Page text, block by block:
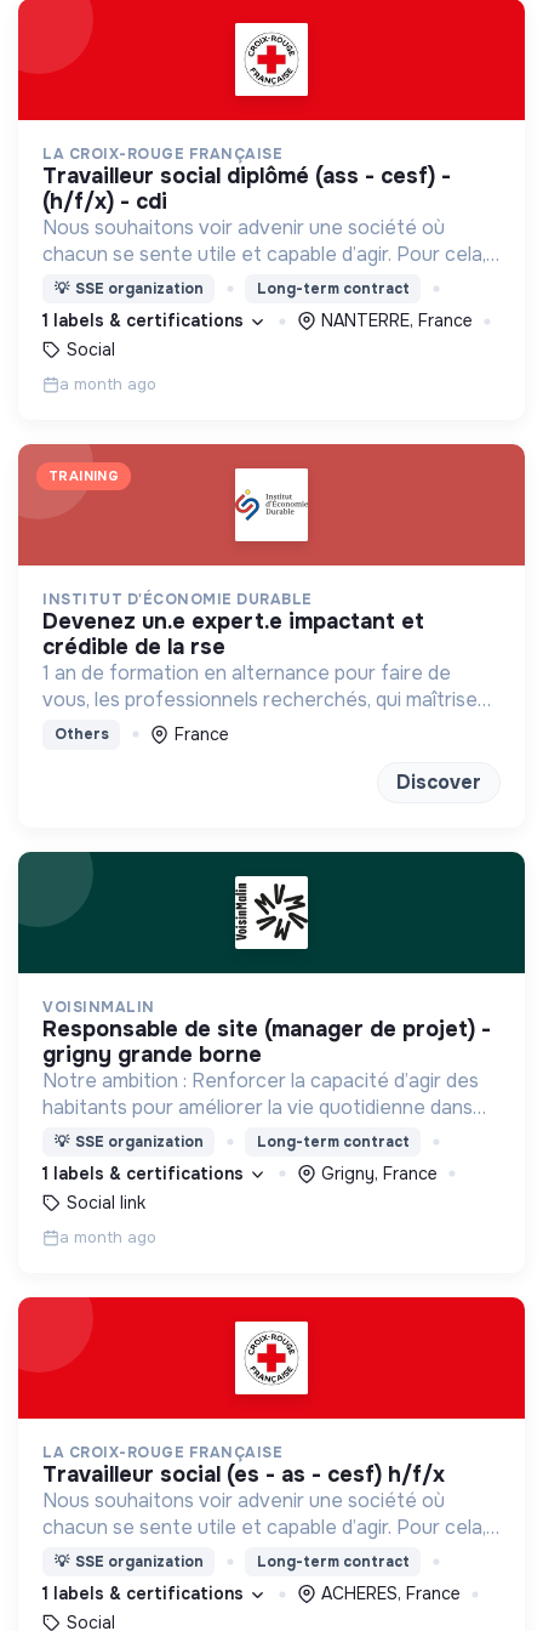
LA CROIX-ROUGE FRANÇAISE
travailleur social diplômé (ass - cesf) -
(h/f/x) - cdi
Nous souhaitons voir advenir une société où
chacun se sente utile et capable d’agir. Pour cela,
nous proposons des moyens et des lieux
d’engagement innovants et adaptés à tous.
💡 SSE organization Long-term contract
1 labels & certifications
NANTERRE, France
Social
a month ago
TRAINING
INSTITUT D'ÉCONOMIE DURABLE
devenez un.e expert.e impactant et
crédible de la rse
1 an de formation en alternance pour faire de
vous, les professionnels recherchés, qui maîtrisent
les règles économiques, et les transforme, pour
Others France
Discover
VOISINMALIN
responsable de site (manager de projet) -
grigny grande borne
Notre ambition : Renforcer la capacité d’agir des
habitants pour améliorer la vie quotidienne dans
les quartiers populaires !
💡 SSE organization Long-term contract
1 labels & certifications
Grigny, France
Social link
a month ago
LA CROIX-ROUGE FRANÇAISE
travailleur social (es - as - cesf) h/f/x
Nous souhaitons voir advenir une société où
chacun se sente utile et capable d’agir. Pour cela,
nous proposons des moyens et des lieux
d’engagement innovants et adaptés à tous.
💡 SSE organization Long-term contract
1 labels & certifications
ACHERES, France
Social